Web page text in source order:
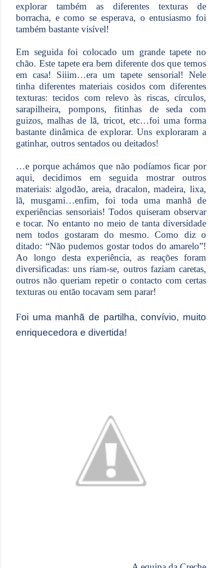
explorar também as diferentes texturas de
borracha, e como se esperava, o entusiasmo foi
também bastante visível!
Em seguida foi colocado um grande tapete no
chão. Este tapete era bem diferente dos que temos
em casa! Siiim…era um tapete sensorial! Nele
tinha diferentes materiais cosidos com diferentes
texturas: tecidos com relevo às riscas, círculos,
sarapilheira, pompons, fitinhas de seda com
guizos, malhas de lã, tricot, etc…foi uma forma
bastante dinâmica de explorar. Uns exploraram a
gatinhar, outros sentados ou deitados!
…e porque achámos que não podíamos ficar por
aqui, decidimos em seguida mostrar outros
materiais: algodão, areia, dracalon, madeira, lixa,
lã, musgami…enfim, foi toda uma manhã de
experiências sensoriais! Todos quiseram observar
e tocar. No entanto no meio de tanta diversidade
nem todos gostaram do mesmo. Como diz o
ditado: “Não pudemos gostar todos do amarelo”!
Ao longo desta experiência, as reações foram
diversificadas: uns riam-se, outros faziam caretas,
outros não queriam repetir o contacto com certas
texturas ou então tocavam sem parar!
Foi uma manhã de partilha, convívio, muito
enriquecedora e divertida!